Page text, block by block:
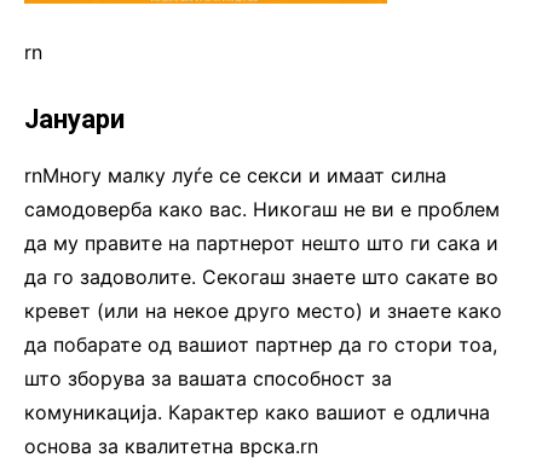
rn
Јануари
rnМногу малку луѓе се секси и имаат силна
самодоверба како вас. Никогаш не ви е проблем
да му правите на партнерот нешто што ги сака и
да го задоволите. Секогаш знаете што сакате во
кревет (или на некое друго место) и знаете како
да побарате од вашиот партнер да го стори тоа,
што зборува за вашата способност за
комуникација. Карактер како вашиот е одлична
основа за квалитетна врска.rn